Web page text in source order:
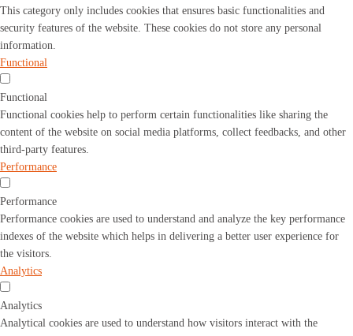
This category only includes cookies that ensures basic functionalities and
security features of the website. These cookies do not store any personal
information.
Functional
Functional
Functional cookies help to perform certain functionalities like sharing the
content of the website on social media platforms, collect feedbacks, and other
third-party features.
Performance
Performance
Performance cookies are used to understand and analyze the key performance
indexes of the website which helps in delivering a better user experience for
the visitors.
Analytics
Analytics
Analytical cookies are used to understand how visitors interact with the